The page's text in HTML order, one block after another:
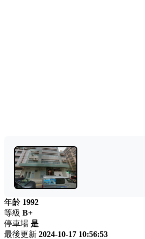
年齡 1992
等級 B+
停車場 是
最後更新 2024-10-17 10:56:53